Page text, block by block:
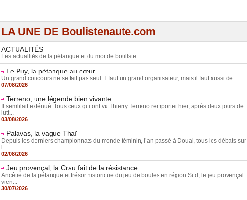
LA UNE DE Boulistenaute.com
ACTUALITÉS
Les actualités de la pétanque et du monde bouliste
Le Puy, la pétanque au cœur
Un grand concours ne se fait pas seul. Il faut un grand organisateur, mais il faut aussi de...
07/08/2026
Terreno, une légende bien vivante
Il semblait exténué. Tous ceux qui ont vu Thierry Terreno remporter hier, après deux jours de
lutt...
03/08/2026
Palavas, la vague Thaï
Depuis les derniers championnats du monde féminin, l’an passé à Douai, tous les débats sur
l...
02/08/2026
Jeu provençal, la Crau fait de la résistance
Ancêtre de la pétanque et trésor historique du jeu de boules en région Sud, le jeu provençal
vien...
30/07/2026